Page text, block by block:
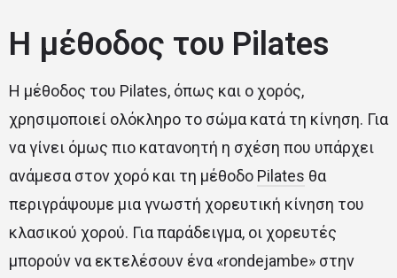
Η μέθοδος του Pilates
Η μέθοδος του Pilates, όπως και ο χορός,
χρησιμοποιεί ολόκληρο το σώμα κατά τη κίνηση. Για
να γίνει όμως πιο κατανοητή η σχέση που υπάρχει
ανάμεσα στον χορό και τη μέθοδο Pilates θα
περιγράψουμε μια γνωστή χορευτική κίνηση του
κλασικού χορού. Για παράδειγμα, οι χορευτές
μπορούν να εκτελέσουν ένα «rondejambe» στην